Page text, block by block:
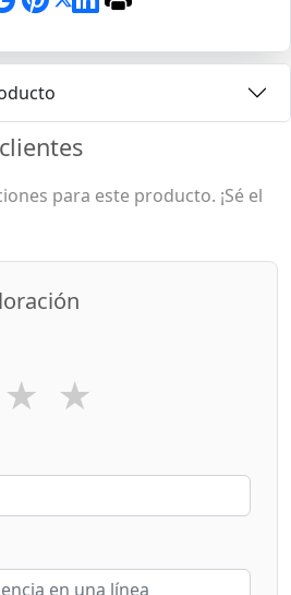
para este producto. ¡Sé el
★ ★